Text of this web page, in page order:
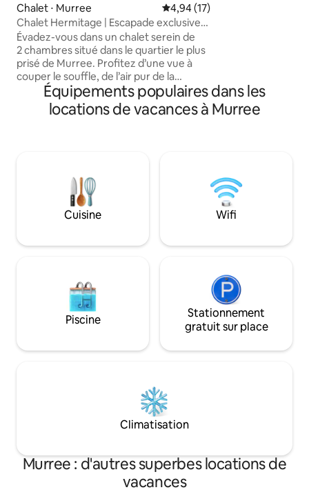
Chalet ⋅ Murree Évaluation moyenne sur la
4,94 (17)
Chalet Hermitage | Escapade exclusive
en montagne
Évadez-vous dans un chalet serein de
2 chambres situé dans le quartier le plus
prisé de Murree. Profitez d’une vue à
couper le souffle, de l’air pur de la
montagne et d’une intimité totale. Des
chambres confortables, une cuisine
entièrement équipée et un balcon privé
cheminée et détendez-vous dans une
retraite tranquille. Parfait pour les
familles, les couples ou les groupes à la
recherche d'une escapade relaxante.
expérience inoubliable dans l'endroit le
moderne sur la
Accès facile
Équipements populaires dans les
locations de vacances à Murree
Cuisine Wifi
Piscine
Stationnement
gratuit sur place
Climatisation
Murree : d'autres superbes locations de
vacances